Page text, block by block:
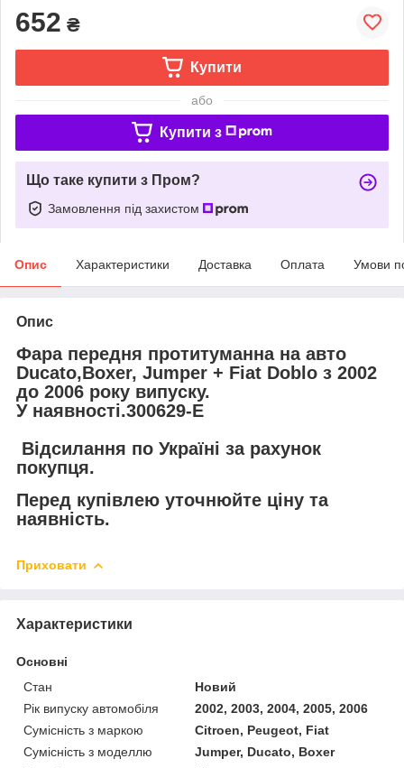
652 ₴
Купити
або
Купити з
Що таке купити з Пром?
Замовлення під захистом
Опис Характеристики Доставка Оплата Умови
Опис
Фара передня протитуманна на авто
Ducato,Boxer, Jumper + Fiat Doblo з 2002
до 2006 року випуску.
У наявності.300629-E
Відсилання по Україні за рахунок
покупця.
Перед купівлею уточнюйте ціну та
наявність.
Приховати
Характеристики
Основні
Стан
Новий
Рік випуску автомобіля
2002, 2003, 2004, 2005, 2006
Сумісність з маркою
Citroen, Peugeot, Fiat
Сумісність з моделлю
Jumper, Ducato, Boxer